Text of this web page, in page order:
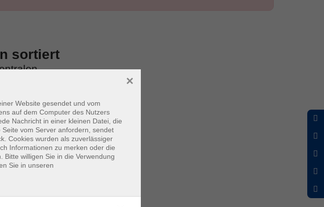
sortiert
Website gesendet und vom
auf dem Computer des Nutzers
Nachricht in einer kleinen Datei, die
vom Server anfordern, sendet
Cookies wurden als zuverlässiger
Informationen zu merken oder die
Bitte willigen Sie in die Verwendung
Sie in unseren
×